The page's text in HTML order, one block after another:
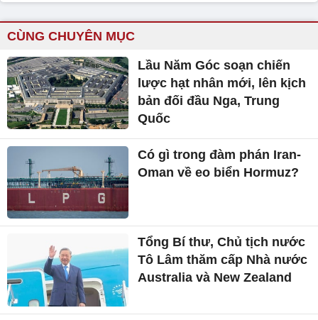
CÙNG CHUYÊN MỤC
Lầu Năm Góc soạn chiến
lược hạt nhân mới, lên kịch
bản đối đầu Nga, Trung
Quốc
Có gì trong đàm phán Iran-
Oman về eo biển Hormuz?
Tổng Bí thư, Chủ tịch nước
Tô Lâm thăm cấp Nhà nước
Australia và New Zealand